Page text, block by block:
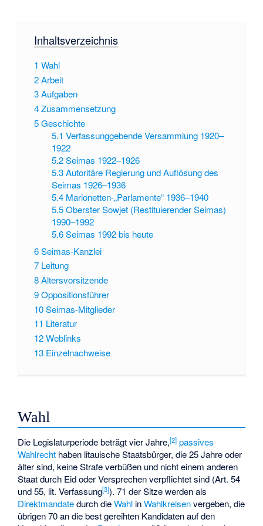
Inhaltsverzeichnis
1 Wahl
2Arbeit
3Aufgaben
4Zusammensetzung
5Geschichte
5.1 Verfassunggebende Versammlung 1920–
1922
5.2 Seimas 1922–1926
5.3 Autoritäre Regierung und Auflösung des
Seimas 1926–1936
5.4 Marionetten-„Parlamente“ 1936–1940
5.5 Oberster Sowjet (Restituierender Seimas)
1990–1992
5.6 Seimas 1992 bis heute
6Seimas-Kanzlei
7 Leitung
8Altersvorsitzende
9Oppositionsführer
10Seimas-Mitglieder
11 Literatur
12Weblinks
13 Einzelnachweise
Wahl
Die Legislaturperiode beträgt vier Jahre,[2] passives
Wahlrecht haben litauische Staatsbürger, die 25 Jahre oder
älter sind, keine Strafe verbüßen und nicht einem anderen
Staat durch Eid oder Versprechen verpflichtet sind (Art. 54
und 55, lit. Verfassung[3]). 71 der Sitze werden als
Direktmandatedurch dieWahl inWahlkreisenvergeben, die
übrigen 70 an die best gereihten Kandidaten auf den